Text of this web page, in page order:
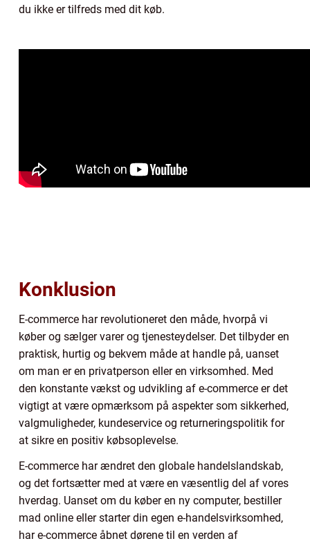
du ikke er tilfreds med dit køb.
Konklusion
E-commerce har revolutioneret den måde, hvorpå vi
køber og sælger varer og tjenesteydelser. Det tilbyder en
praktisk, hurtig og bekvem måde at handle på, uanset
om man er en privatperson eller en virksomhed. Med
den konstante vækst og udvikling af e-commerce er det
vigtigt at være opmærksom på aspekter som sikkerhed,
valgmuligheder, kundeservice og returneringspolitik for
at sikre en positiv købsoplevelse.
E-commerce har ændret den globale handelslandskab,
og det fortsætter med at være en væsentlig del af vores
hverdag. Uanset om du køber en ny computer, bestiller
mad online eller starter din egen e-handelsvirksomhed,
har e-commerce åbnet dørene til en verden af